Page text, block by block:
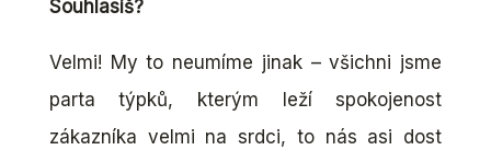
Souhlasíš?
Velmi! My to neumíme jinak – všichni jsme
parta týpků, kterým leží spokojenost
zákazníka velmi na srdci, to nás asi dost